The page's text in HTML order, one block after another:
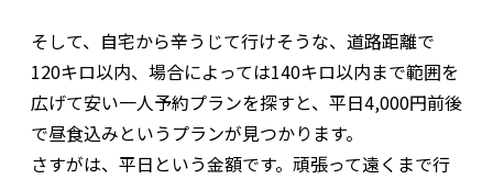
そして、自宅から辛うじて行けそうな、道路距離で
120キロ以内、場合によっては140キロ以内まで範囲を
広げて安い一人予約プランを探すと、平日4,000円前後
で昼食込みというプランが見つかります。
さすがは、平日という金額です。頑張って遠くまで行